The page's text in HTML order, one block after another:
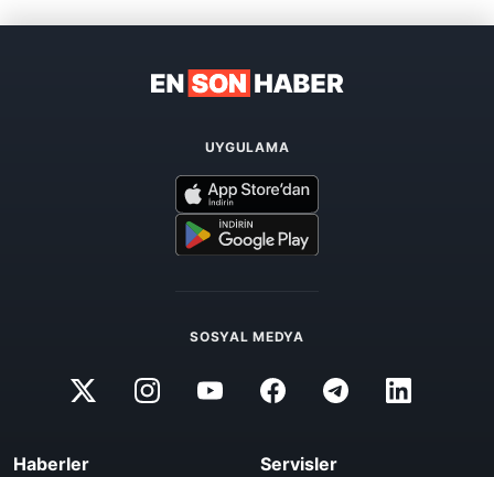
UYGULAMA
SOSYAL MEDYA
Haberler Servisler